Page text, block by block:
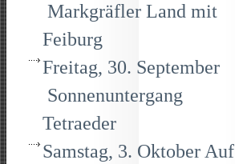
Markgräfler Land mit
Feiburg
Freitag, 30. September
Sonnenuntergang
Tetraeder
Samstag, 3. Oktober Auf